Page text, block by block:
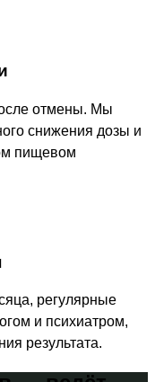
отмены. Мы
снижения дозы и
пищевом
регулярные
и психиатром,
результата.